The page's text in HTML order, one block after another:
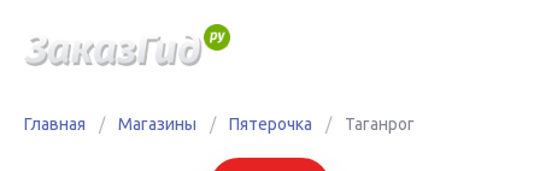
Главная / Магазины / Пятерочка / Таганрог